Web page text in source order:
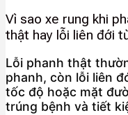
Vì sao xe rung khi
thật hay lỗi liên đới
Lỗi phanh thật
phanh, còn lỗi liên
tốc độ hoặc mặt
trúng bệnh và tiết